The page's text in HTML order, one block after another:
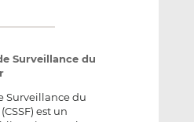
Surveillance du
Surveillance du
est un